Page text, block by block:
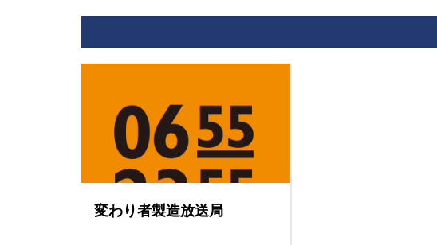
変わり者製造放送局